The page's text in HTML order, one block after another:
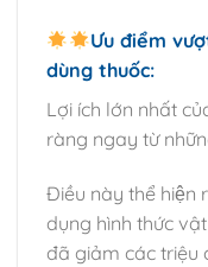
Ưu điểm
dùng thuốc:
Lợi ích lớn nhất
ràng ngay từ
Điều này thể hiện
dụng hình thức
đã giảm các triệu